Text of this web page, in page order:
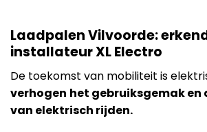
Laadpalen Vilvoorde:
installateur XL Electro
De toekomst van mobiliteit is
verhogen het gebruiksgemak en
van elektrisch rijden.